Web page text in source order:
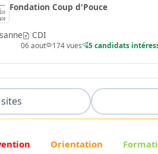
Fondation Coup d'Pouce
CDI
06 aout 174 vues 5 candidats
Orientation